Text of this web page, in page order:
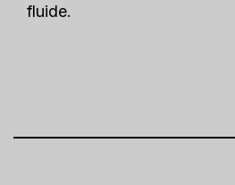
fluide.